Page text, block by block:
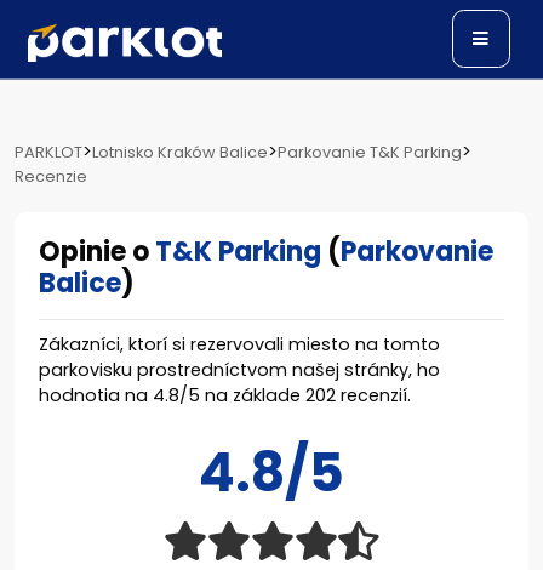
PARKLOT>Lotnisko Kraków Balice>Parkovanie T&K Parking>
Recenzie
Opinie oT&K Parking (Parkovanie
Balice)
Zákazníci, ktorí si rezervovali miesto na tomto
parkovisku prostredníctvom našej stránky, ho
hodnotia na 4.8/5 na základe 202 recenzií.
4.8/5